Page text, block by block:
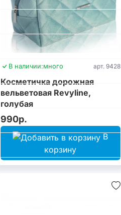
В наличии:много арт. 9428
Косметичка дорожная
вельветовая Revyline,
голубая
990р.
В
корзину